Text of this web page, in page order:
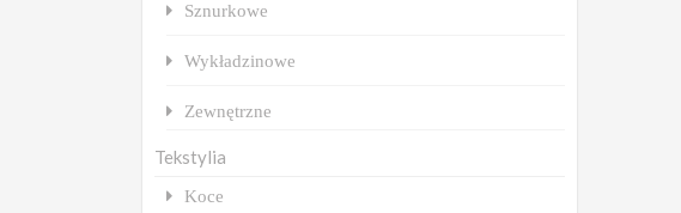
Sznurkowe
Wykładzinowe
Zewnętrzne
Tekstylia
Koce